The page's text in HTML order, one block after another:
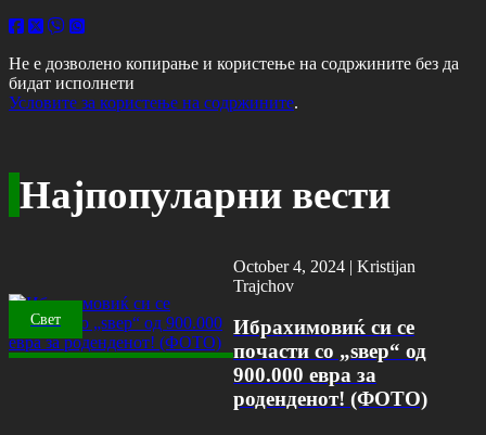
Не е дозволено копирање и користење на содржините без да
бидат исполнети
Условите за користење на содржините.
Најпопуларни вести
Свет
October 4, 2024 |Kristijan
Trajchov
Ибрахимовиќ си се
почасти со „ѕвер“ од
900.000 евра за
роденденот! (ФОТО)